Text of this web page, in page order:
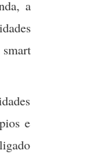
a
e